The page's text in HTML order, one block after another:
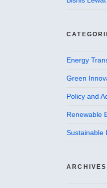
Energy
Green
Policy and
Renewable
Sustainable
ARCHIVES